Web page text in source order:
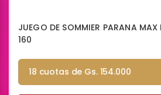
JUEGO DE SOMMIER PARANA MAX
160
18 cuotas de Gs. 154.000